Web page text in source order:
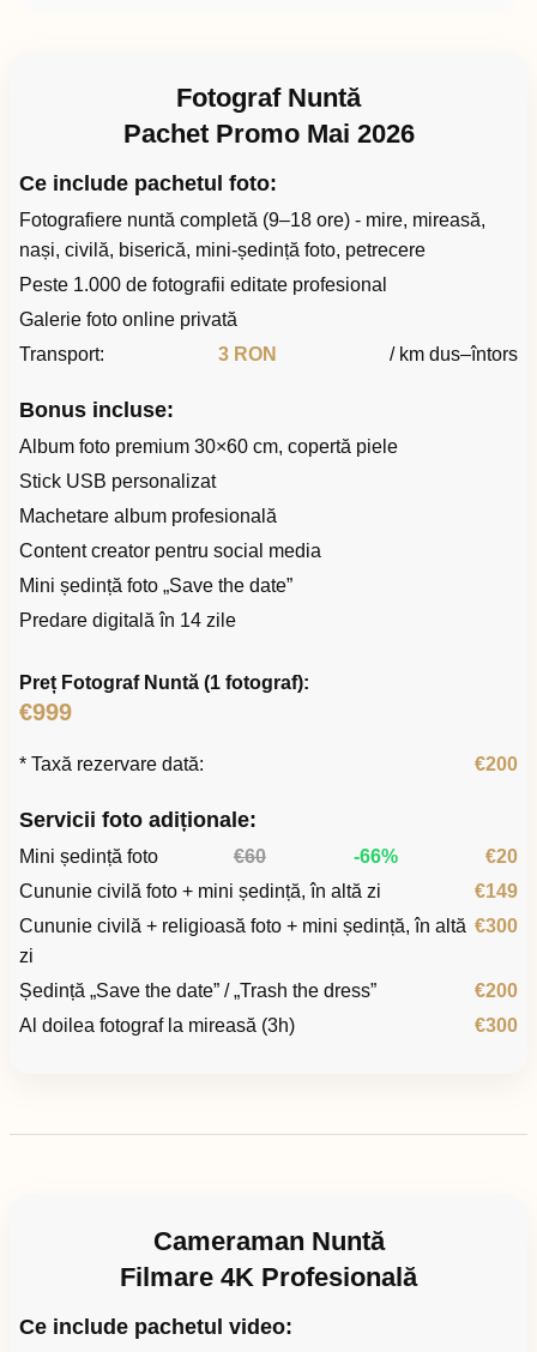
Fotograf Nuntă
Pachet Promo Mai 2026
Ce include pachetul foto:
Fotografiere nuntă completă (9–18 ore) - mire, mireasă,
nași, civilă, biserică, mini-ședință foto, petrecere
Peste 1.000 de fotografii editate profesional
Galerie foto online privată
Transport:
3 RON / km dus–întors
Bonus incluse:
Album foto premium 30×60 cm, copertă piele
Stick USB personalizat
Machetare album profesională
Content creator pentru social media
Mini ședință foto „Save the date”
Predare digitală în 14 zile
Preț Fotograf Nuntă (1 fotograf):
€999
* Taxă rezervare dată: €200
Servicii foto adiționale:
Mini ședință foto €60 -66%
€20
Cununie civilă foto + mini ședință, în altă zi
€149
Cununie civilă + religioasă foto + mini ședință, în altă
zi
€300
Ședință „Save the date” / „Trash the dress”
€200
Al doilea fotograf la mireasă (3h)
€300
Cameraman Nuntă
Filmare 4K Profesională
Ce include pachetul video: